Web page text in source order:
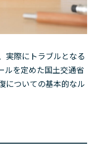
実際にトラブルとなる
ルを定めた国土交通省
についての基本的なル